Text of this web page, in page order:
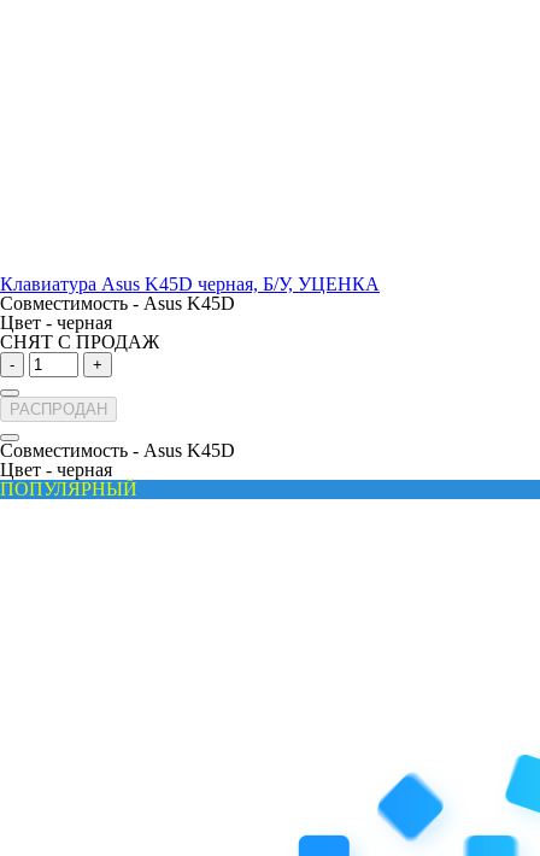
Клавиатура Asus K45D черная, Б/У, УЦЕНКА
Совместимость - Asus K45D
Цвет - черная
СНЯТ С ПРОДАЖ
- +
РАСПРОДАН
Совместимость - Asus K45D
Цвет - черная
ПОПУЛЯРНЫЙ